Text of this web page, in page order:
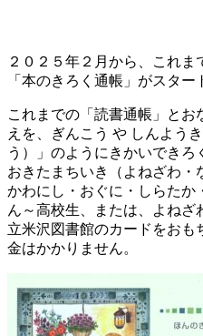
２０２５年２月から、これま
「本のきろく通帳」がスター
これまでの「読書通帳」とお
えを、ぎんこう や しんよう
う）」のようにきかいできろ
おきたまちいき（よねざわ・
かわにし・おぐに・しらたか
ん～高校生、または、よね
立米沢図書館のカードをおも
金はかかりません。